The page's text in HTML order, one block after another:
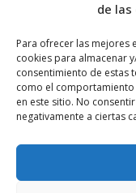
de las
Para ofrecer las mejores
cookies para almacenar
consentimiento de estas
como el
en este sitio. No
negativamente a ciertas